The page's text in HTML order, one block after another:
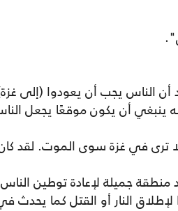
أن الناس يجب أن يعودوا (إلى
ينبغي أن يكون موقعًا يجعل
ترى في غزة سوى الموت. لقد
منطقة جميلة لإعادة توطين
النار أو القتل كما يحدث